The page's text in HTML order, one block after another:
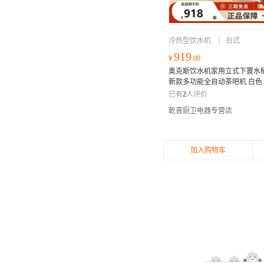
冷热型饮水机 台式
¥919.00
奥克斯饮水机家用立式下置水
新款多功能全自动茶吧机 白
壶配置 童锁保护 加大机身
已有2人评价
乾喜厨卫电器专营店
加入购物车